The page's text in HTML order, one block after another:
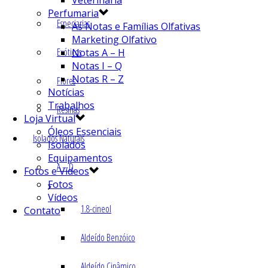
Especiarias
Exóticos
Flores
Resinas
Isolados Naturais
A – D
1.8-cineol
Aldeído Benzóico
Perfumaria
As Notas e Famílias Olfativas
Marketing Olfativo
Notas A – H
Notas I – Q
Notas R – Z
Notícias
Trabalhos
Loja Virtual
Óleos Essenciais
Isolados
Equipamentos
Fotos e Vídeos
Fotos
Vídeos
Contato